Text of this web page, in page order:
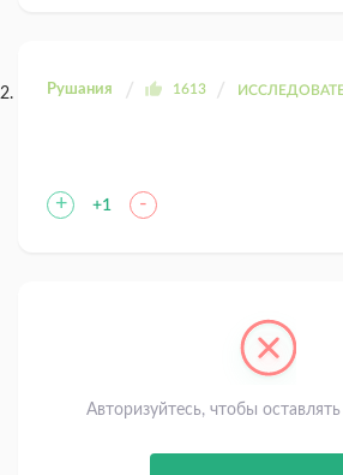
Рушания 1613
+ +1 -
Авторизуйтесь, чтобы